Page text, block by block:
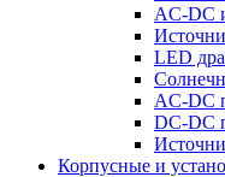
AC-DC
LED
AC-DC
DC-DC
Корпусные и